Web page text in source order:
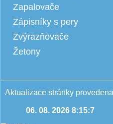
Zapalovače
Zápisníky s pery
Zvýrazňovače
Žetony
Aktualizace stránky
06. 08. 2026 8:15:7